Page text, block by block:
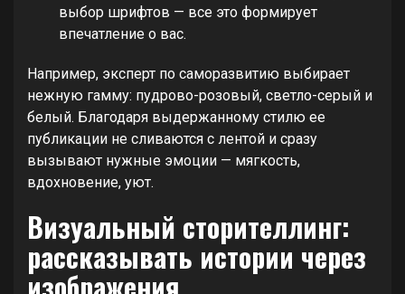
выбор шрифтов — все это формирует
впечатление о вас.
Например, эксперт по саморазвитию выбирает
нежную гамму: пудрово-розовый, светло-серый и
белый. Благодаря выдержанному стилю ее
публикации не сливаются с лентой и сразу
вызывают нужные эмоции — мягкость,
вдохновение, уют.
Визуальный сторителлинг:
рассказывать истории через